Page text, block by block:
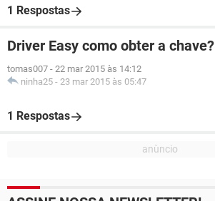
1 Respostas
Driver Easy como obter a chave?
tomas007 - 22 mar 2015 às 14:12
ninha25 - 23 mar 2015 às 05:47
1 Respostas